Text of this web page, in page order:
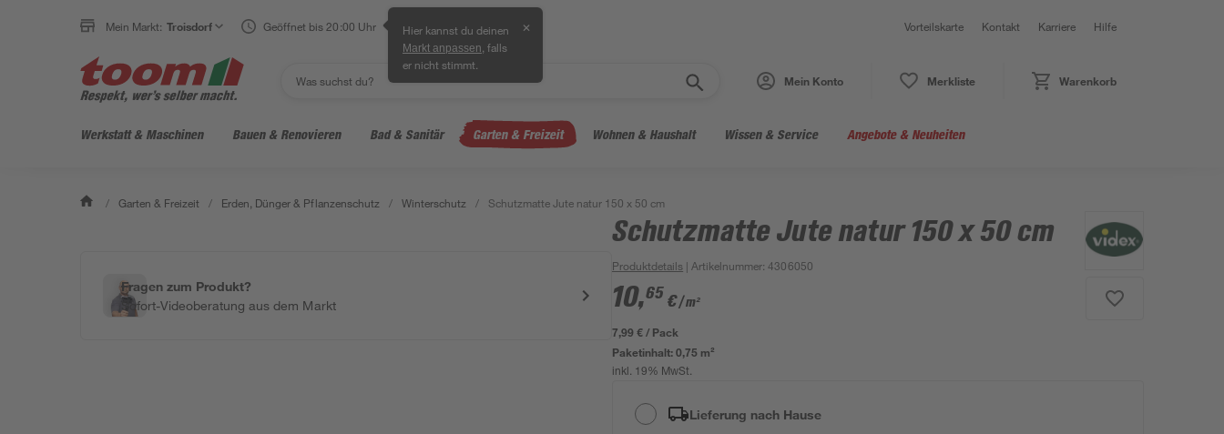
Mein Markt: Troisdorf Geöffnet bis 20:00 Uhr Hier kannst du deinen
Markt anpassen , falls
er nicht stimmt.
✕ Vorteilskarte Kontakt Karriere Hilfe
Mein Konto Merkliste Warenkorb
Werkstatt & Maschinen Bauen & Renovieren Bad & Sanitär Garten & Freizeit Wohnen & Haushalt Wissen & Service Angebote & Neuheiten
/ Garten & Freizeit / Erden, Dünger & Pflanzenschutz / Winterschutz / Schutzmatte Jute natur 150 x 50 cm
Fragen zum Produkt?
Sofort-Videoberatung aus dem Markt
Schutzmatte Jute natur 150 x 50 cm
Produktdetails | Artikelnummer:4306050
10,65 €/ m²
7,99 € / Pack
Paketinhalt:0,75 m²
inkl. 19% MwSt.
Lieferung nach Hause